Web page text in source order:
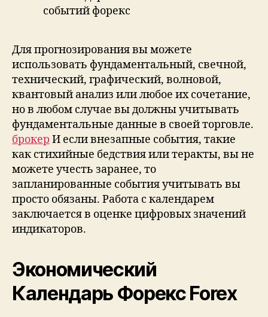
Для прогнозирования вы можете
использовать фундаментальный, свечной,
технический, графический, волновой,
квантовый анализ или любое их сочетание,
но в любом случае вы должны учитывать
фундаментальные данные в своей торговле.
брокер И если внезапные события, такие
как стихийные бедствия или теракты, вы не
можете учесть заранее, то
запланированные события учитывать вы
просто обязаны. Работа с календарем
заключается в оценке цифровых значений
индикаторов.
Экономический
Календарь Форекс Forex